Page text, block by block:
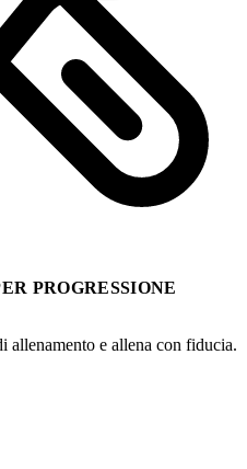
PROGRESSIONE
allenamento e allena con fiducia.